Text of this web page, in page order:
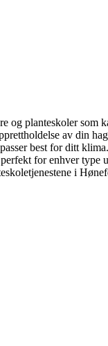
og planteskoler som
av din
best for ditt
for enhver type
i